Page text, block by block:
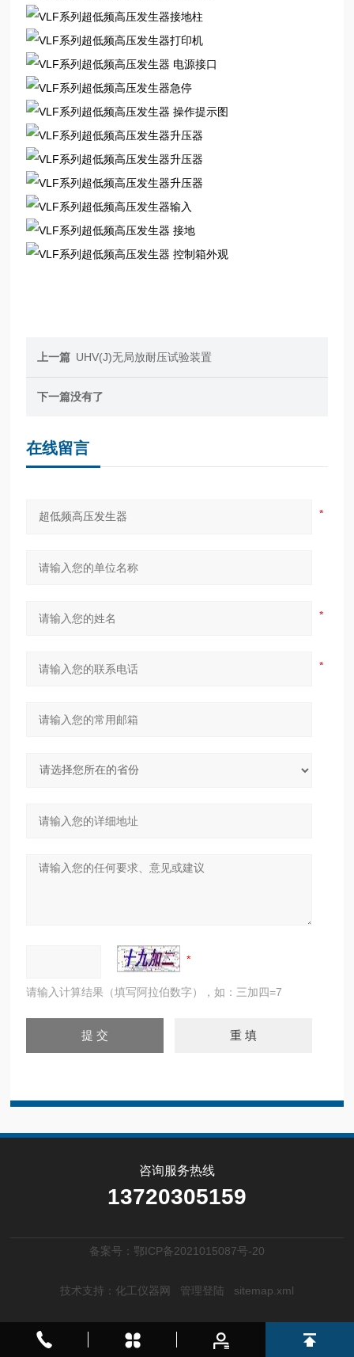
接地柱
打印机
电源接口
急停
操作提示图
升压器
升压器
升压器
输入
接地
控制箱外观
上一篇 UHV(J)无局放耐压试验装置
下一篇没有了
在线留言
请输入计算结果（填写阿拉伯数字），如：三加四=7
咨询服务热线
13720305159
备案号：鄂ICP备2021015087号-20
技术支持： 化工仪器网 管理登陆 sitemap.xml